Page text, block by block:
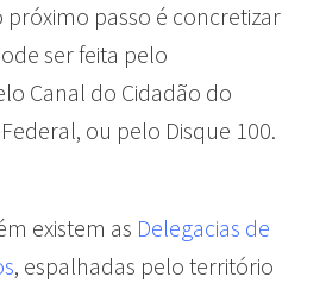
próximo passo é concretizar
ser feita pelo
Canal do Cidadão do
ou pelo Disque 100.
existem as Delegacias de
, espalhadas pelo território